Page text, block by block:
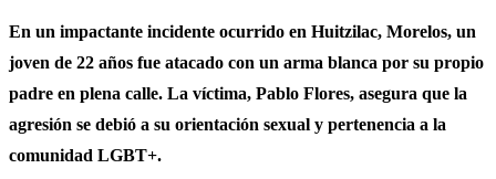
En un impactante incidente ocurrido en Huitzilac, Morelos, un
joven de 22 años fue atacado con un arma blanca por su propio
padre en plena calle. La víctima, Pablo Flores, asegura que la
agresión se debió a su orientación sexual y pertenencia a la
comunidad LGBT+.